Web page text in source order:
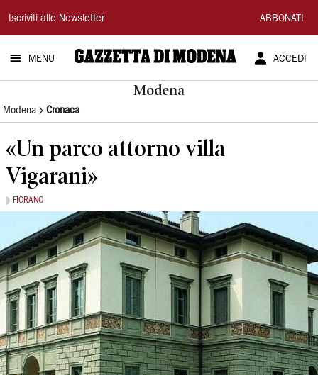
Gazzetta
di
Modena
Iscriviti alle Newsletter ABBONATI
MENU ACCEDI
Modena
Modena Cronaca
«Un parco attorno villa
Vigarani»
FIORANO